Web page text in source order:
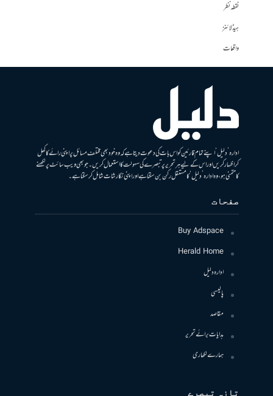
نقطہ نظر
ہیڈلائنز
واقعات
ادارہ ’دلیل‘ اپنے تمام قارئین کو اس بات کی دعوت دیتا ہے کہ وہ خود بھی مختلف مسائل پر اپنی رائے کا کھل
کر اظہار کریں اور اس کے لیے ہر تحریر پر تبصرے کی سہولت کا استعمال کریں۔ جو بھی ویب سائٹ پر لکھنے
کا متمنی ہو، وہ ادارہ ’دلیل‘ کا مستقل رکن بن سکتا ہے اور اپنی نگارشات شامل کرسکتا ہے۔
صفحات
Buy Adspace
Herald Home
ادارہ دلیل
پالیسی
مقاصد
ہدایات برائے تحریر
ہمارے لکھاری
تازہ تبصرے